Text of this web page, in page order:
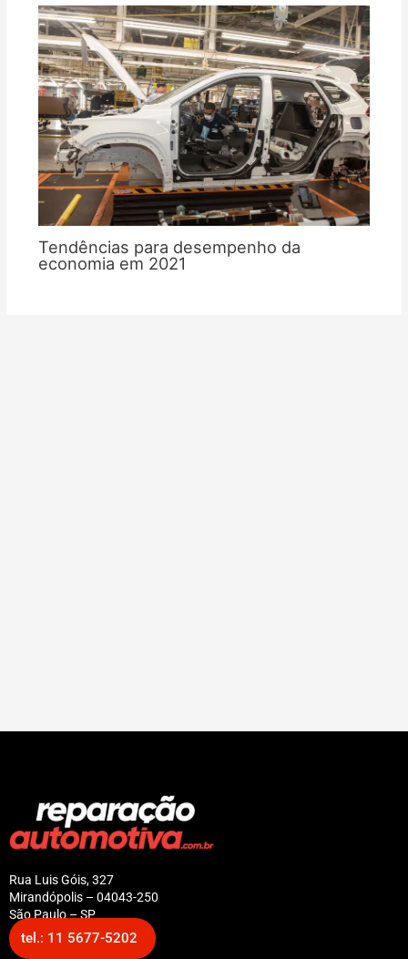
Tendências para desempenho da
economia em 2021
Rua Luis Góis, 327
Mirandópolis – 04043-250
São Paulo – SP
tel.: 11 5677-5202